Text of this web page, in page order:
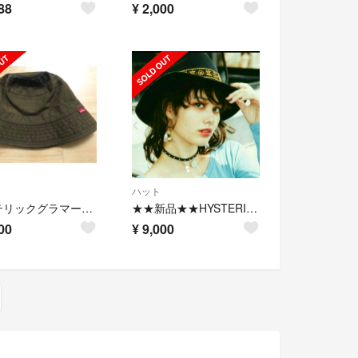
¥2,000
ヒステリックグラマー☆ハット☆帽子
ハット
★★新品★★HYSTERIC GLAMOUR★★
¥9,000